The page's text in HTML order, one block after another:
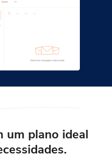
um plano ideal